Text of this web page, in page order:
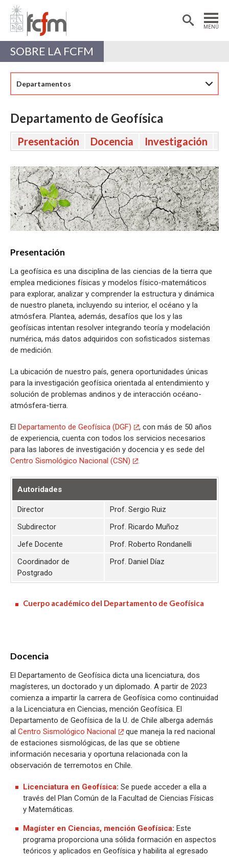
MENÚ
Estudiantes
Académicas/os
SOBRE LA FCFM
Departamentos
Departamento de Geofísica
Presentación Docencia Investigación
Presentación
La geofísica es una disciplina de las ciencias de la tierra que
emplea mediciones físicas y modelos físico-matemáticos
para explorar, analizar y comprender la estructura y dinámica
de nuestro planeta, incluyendo su interior, el océano y la
atmósfera. Plantea, además, desafíos que los y las
geofísicas intentan resolver integrando teoría y modelación
numérica, más datos adquiridos con sofisticados sistemas
de medición.
La ubicación de nuestro país, genera oportunidades únicas
para la investigación geofísica orientada al entendimiento y
solución de problemas andinos y de interacción océano-
atmósfera-tierra.
El Departamento de Geofísica (DGF)
, con más de 50 años
de experiencia, cuenta con todos los servicios necesarios
para las labores de investigación y docencia y es sede del
Centro Sismológico Nacional (CSN)
.
Autoridades
Director
Prof. Sergio Ruiz
Subdirector
Prof. Ricardo Muñoz
Jefe Docente
Prof. Roberto Rondanelli
Coordinador de
Postgrado
Prof. Daniel Díaz
Cuerpo académico del Departamento de Geofísica
Docencia
El Departamento de Geofísica dicta una licenciatura, dos
magísteres, un doctorado y un diplomado. A partir de 2023
comienza a impartir la carrera de Geofísica como continuidad
a la Licenciatura en Ciencias, mención Geofísica. El
Departamento de Geofísica de la U. de Chile alberga además
al Centro Sismológico Nacional
que maneja la red nacional
de estaciones sismológicas, de las que se obtiene
información necesaria y oportuna relacionada con la
observación de terremotos en Chile.
Licenciatura en Geofísica: Se puede acceder a ella a
través del Plan Común de la Facultad de Ciencias Físicas
y Matemáticas.
Magíster en Ciencias, mención Geofísica: Este
programa proporciona una sólida formación en aspectos
teóricos y aplicados en Geofísica y habilita al egresado